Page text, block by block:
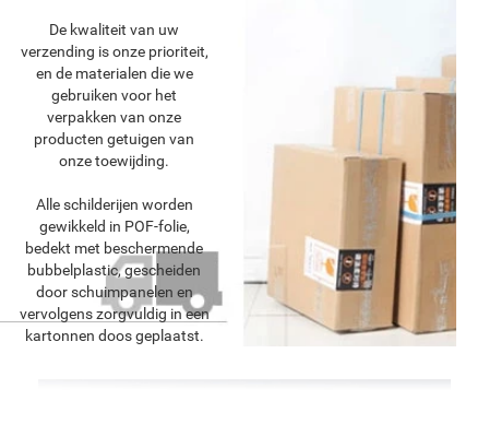
De kwaliteit van uw
verzending is onze prioriteit,
en de materialen die we
gebruiken voor het
verpakken van onze
producten getuigen van
onze toewijding.
Alle schilderijen worden
gewikkeld in POF-folie,
bedekt met beschermende
bubbelplastic, gescheiden
door schuimpanelen en
vervolgens zorgvuldig in een
kartonnen doos geplaatst.